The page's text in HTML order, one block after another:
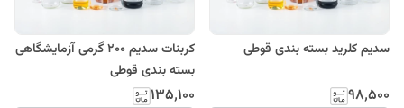
سدیم کلرید بسته بندی قوطی
۹۸٬۵۰۰
کربنات سدیم 200 گرمی آزمایشگاهی
بسته بندی قوطی
۱۳۵٬۱۰۰